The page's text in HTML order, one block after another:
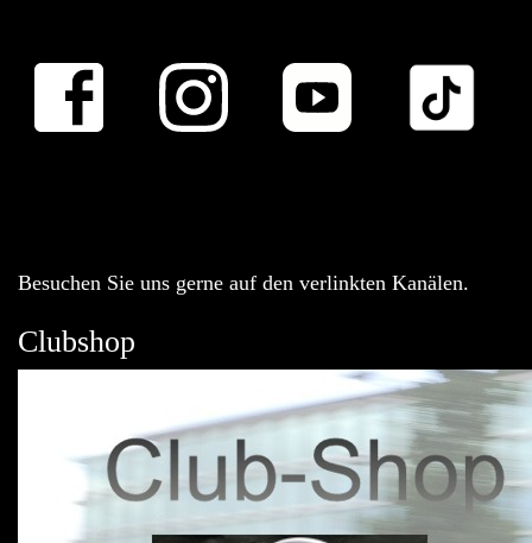
Besuchen Sie uns gerne auf den verlinkten Kanälen.
Clubshop